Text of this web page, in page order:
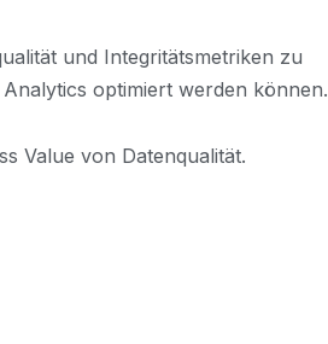
und Integritätsmetriken zu
optimiert werden können.
Value von Datenqualität.